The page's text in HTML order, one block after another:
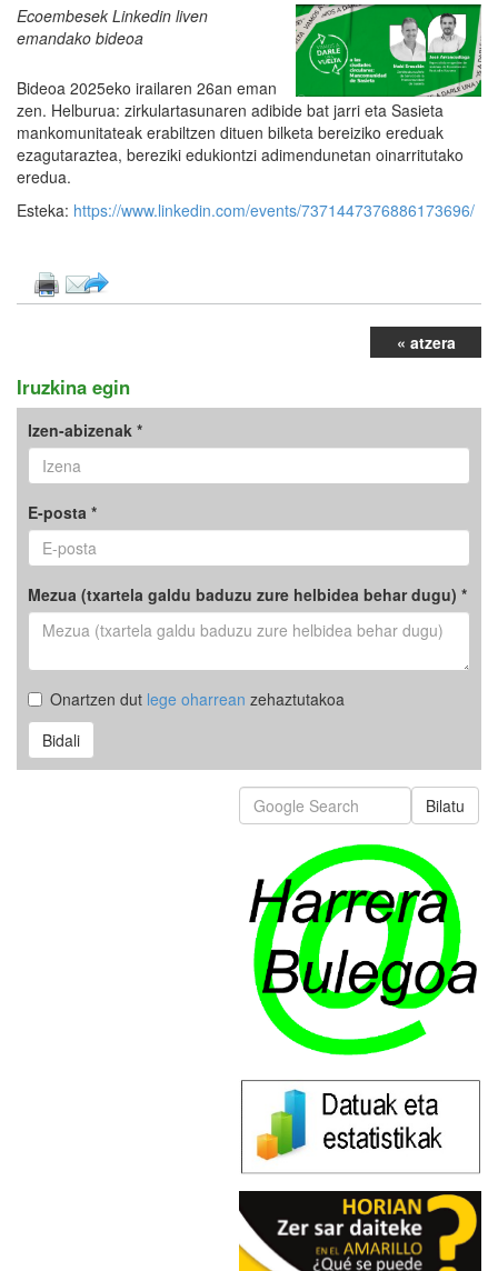
Ecoembesek Linkedin liven
emandako bideoa
Bideoa 2025eko irailaren 26an eman
zen. Helburua: zirkulartasunaren adibide bat jarri eta Sasieta
mankomunitateak erabiltzen dituen bilketa bereiziko ereduak
ezagutaraztea, bereziki edukiontzi adimendunetan oinarritutako
eredua.
Esteka: https://www.linkedin.com/events/7371447376886173696/
« atzera
Iruzkina egin
Izen-abizenak *
E-posta *
Mezua (txartela galdu baduzu zure helbidea behar dugu) *
Onartzen dut lege oharrean zehaztutakoa
Bidali
Bilatu